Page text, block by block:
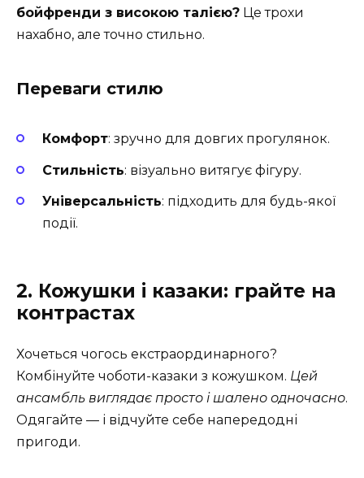
бойфренди з високою талією? Це трохи
нахабно, але точно стильно.
Переваги стилю
Комфорт: зручно для довгих прогулянок.
Стильність: візуально витягує фігуру.
Універсальність: підходить для будь-якої
події.
2. Кожушки і казаки: грайте на
контрастах
Хочеться чогось екстраординарного?
Комбінуйте чоботи-казаки з кожушком. Цей
ансамбль виглядає просто і шалено одночасно.
Одягайте — і відчуйте себе напередодні
пригоди.